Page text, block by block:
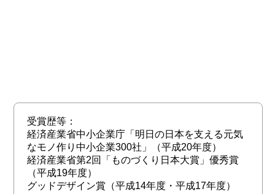
受賞歴等：
経済産業省中小企業庁「明日の日本を支える元気
なモノ作り中小企業300社」（平成20年度）
経済産業省第2回「ものづくり日本大賞」優秀賞
（平成19年度）
グッドデザイン賞（平成14年度・平成17年度）